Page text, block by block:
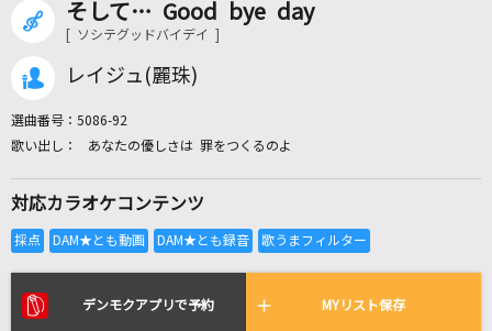
カラオケ検索
カラオケ店舗検索
全国りれき
リアルタイムで歌われている曲の一覧
そして… Good bye day
[ ソシテグッドバイデイ ]
レイジュ(麗珠)
選曲番号： 5086-92
あなたの優しさは 罪をつくるのよ
対応カラオケコンテンツ
デンモクアプリで予約 MYリスト保存